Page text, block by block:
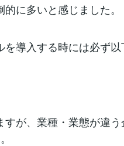
に多いと感じました。
導入する時には必ず以
が、業種・業態が違